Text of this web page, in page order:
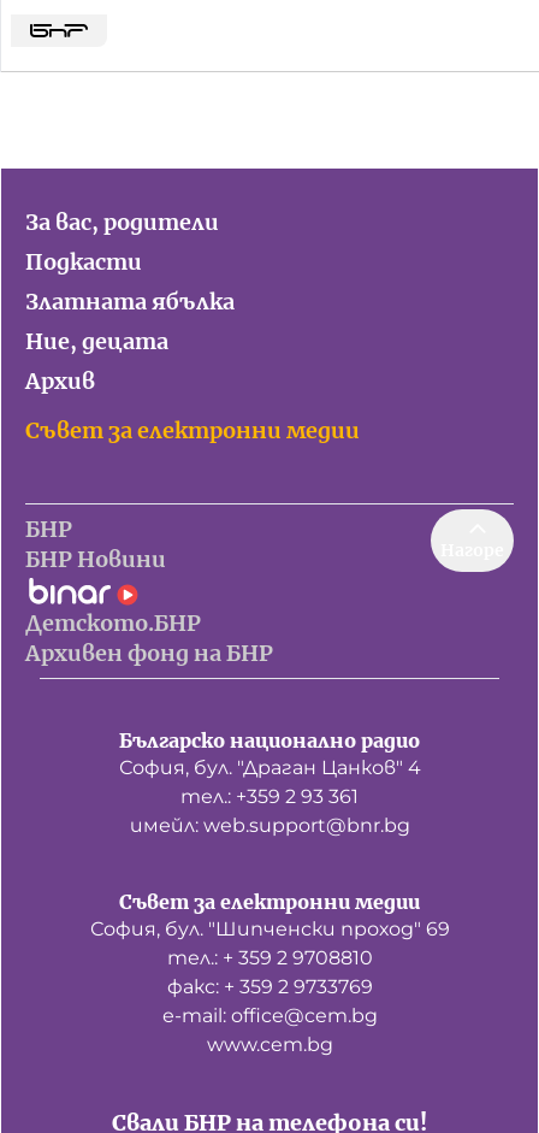
За вас, родители
Подкасти
Златната ябълка
Ние, децата
Архив
Съвет за електронни медии
БНР
БНР Новини
Детското.БНР
Архивен фонд на БНР
Българско национално радио
София, бул. "Драган Цанков" 4
тел.: +359 2 93 361
имейл: web.support@bnr.bg
Свали БНР на телефона си!
Съвет за електронни медии
София, бул. "Шипченски проход" 69
тел.: + 359 2 9708810
факс: + 359 2 9733769
е-mail: office@cem.bg
www.cem.bg